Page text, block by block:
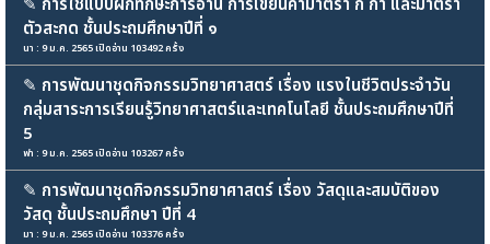
✎ การใช้แบบฝึกทักษะการอ่าน การเขียนคำมาตรา ก กา และมาตรา
ตัวสะกด ชั้นประถมศึกษาปีที่ ๑
นา : 9 ม.ค. 2565 เปิดอ่าน 103492 ครั้ง
✎ การพัฒนาชุดกิจกรรมวิทยาศาสตร์ เรื่อง แรงในชีวิตประจำวัน
กลุ่มสาระการเรียนรู้วิทยาศาสตร์และเทคโนโลยี ชั้นประถมศึกษาปีที่
5
ฟา : 9 ม.ค. 2565 เปิดอ่าน 103267 ครั้ง
✎ การพัฒนาชุดกิจกรรมวิทยาศาสตร์ เรื่อง วัสดุและสมบัติของ
วัสดุ ชั้นประถมศึกษา ปีที่ 4
มา : 9 ม.ค. 2565 เปิดอ่าน 103376 ครั้ง